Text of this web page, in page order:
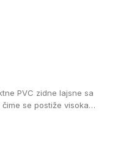
PVC zidne lajsne sa
čime se postiže visoka